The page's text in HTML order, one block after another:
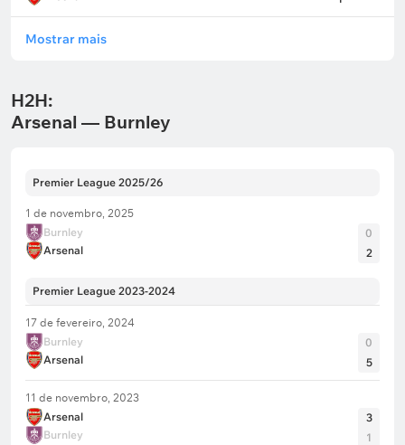
Mostrar mais
H2H:
Arsenal — Burnley
Premier League 2025/26
1 de novembro, 2025
Burnley
Arsenal
0
2
Premier League 2023-2024
17 de fevereiro, 2024
Burnley
Arsenal
0
5
11 de novembro, 2023
Arsenal
Burnley
3
1